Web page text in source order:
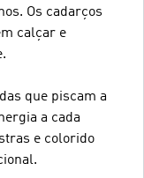
Os cadarços
calçar e
que piscam a
a cada
e colorido